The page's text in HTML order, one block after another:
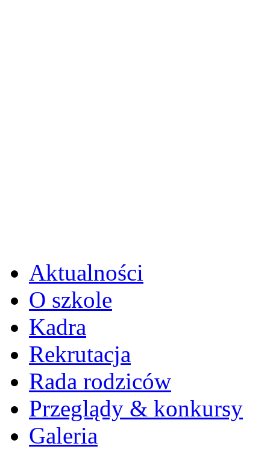
Aktualności
O szkole
Kadra
Rekrutacja
Rada rodziców
Przeglądy & konkursy
Galeria